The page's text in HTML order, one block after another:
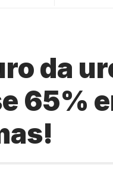
da
65%